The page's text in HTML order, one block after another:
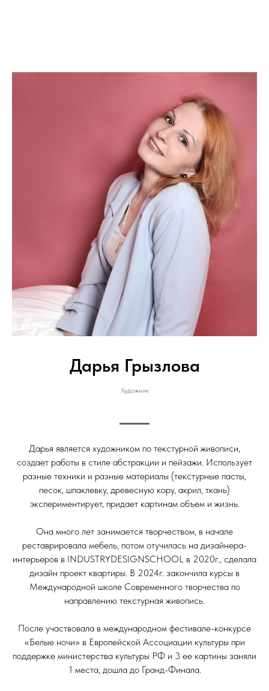
Дарья Грызлова
Художник
Дарья является художником по текстурной живописи,
создает работы в стиле абстракции и пейзажи. Использует
разные техники и разные материалы (текстурные пасты,
песок, шпаклевку, древесную кору, акрил, ткань)
экспериментирует, придает картинам объем и жизнь.
Она много лет занимается творчеством, в начале
реставрировала мебель, потом отучилась на дизайнера-
интерьеров в INDUSTRYDESIGNSCHOOL в 2020г., сделала
дизайн проект квартиры. В 2024г. закончила курсы в
Международной школе Современного творчества по
направлению текстурная живопись.
После участвовала в международном фестивале-конкурсе
«Белые ночи» в Европейской Ассоциации культуры при
поддержке министерства культуры РФ и 3 ее картины заняли
1 места, дошла до Гранд-Финала.